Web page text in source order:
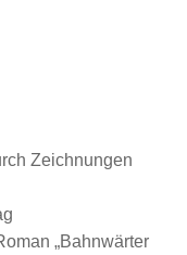
Zeichnungen
„Bahnwärter